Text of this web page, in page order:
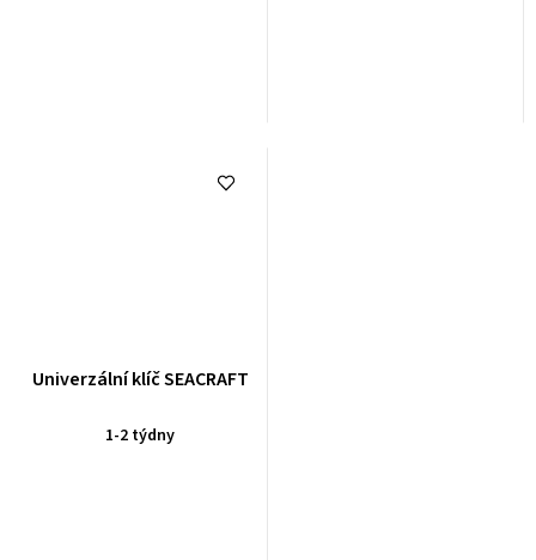
Univerzální klíč SEACRAFT
1-2 týdny